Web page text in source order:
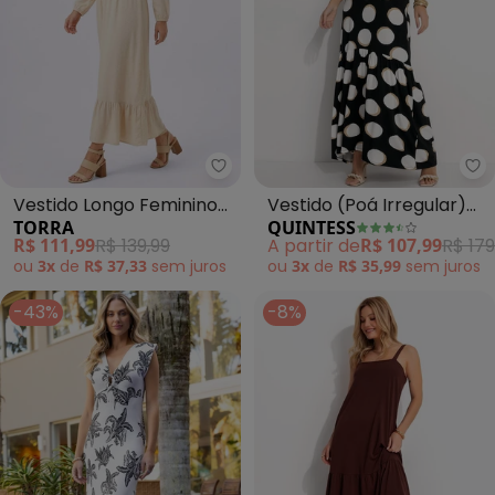
Torra - Vestido Longo
Vestido Longo Feminino
Poá (Bege)
TORRA
R$ 111,99R$ 139,99
ou 3x de R$ 37,33 sem juros
Vestido (Poá Irregular)
em Malha de Viscose
QUINTESS
A partir deR$ 107,99R$
ou 3x de R$ 35,99 sem juros
-43% -8%